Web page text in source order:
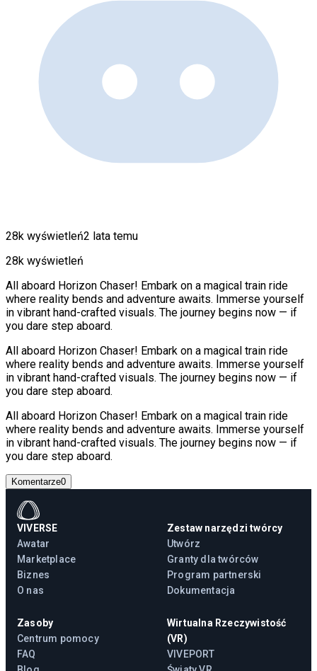
28k wyświetleń2 lata temu
28k wyświetleń
All aboard Horizon Chaser! Embark on a magical train ride
where reality bends and adventure awaits. Immerse yourself
in vibrant hand-crafted visuals. The journey begins now — if
you dare step aboard.
All aboard Horizon Chaser! Embark on a magical train ride
where reality bends and adventure awaits. Immerse yourself
in vibrant hand-crafted visuals. The journey begins now — if
you dare step aboard.
All aboard Horizon Chaser! Embark on a magical train ride
where reality bends and adventure awaits. Immerse yourself
in vibrant hand-crafted visuals. The journey begins now — if
you dare step aboard.
Komentarze0
VIVERSE
Awatar
Marketplace
Biznes
O nas
Zestaw narzędzi twórcy
Utwórz
Granty dla twórców
Program partnerski
Dokumentacja
Zasoby
Centrum pomocy
FAQ
Wirtualna Rzeczywistość
(VR)
VIVEPORT